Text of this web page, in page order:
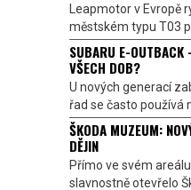
Leapmotor v Evropě
městském typu T03
SUBARU E-OUTBACK
VŠECH DOB?
U nových generací
řad se často používá
ŠKODA MUZEUM:
DĚJIN
Přímo ve svém
slavnostně otevřelo